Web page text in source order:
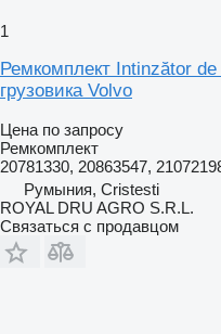
1
Ремкомплект Intinzător
грузовика Volvo
Цена по запросу
Ремкомплект
20781330, 20863547,
Румыния, Cristesti
ROYAL DRU AGRO S.R.L.
Связаться с продавцом